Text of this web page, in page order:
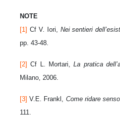
NOTE
[1] Cf V. Iori, Nei sentieri
pp. 43-48.
[2] Cf L. Mortari,La pratica
Milano, 2006.
[3] V.E. Frankl, Come ridare
111.